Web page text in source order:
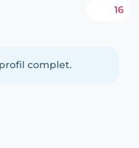
16
complet.